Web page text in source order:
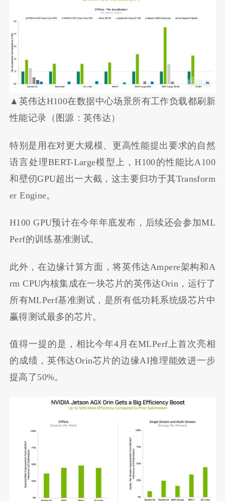
▲英伟达H100在数据中心场景所有工作负载都刷新
性能记录（图源：英伟达）
特别是用在对更大规模、更高性能提出要求的自然
语言处理BERT-Large模型上，H100的性能比A100
和壁仞GPU超出一大截，这主要归功于其Transform
er Engine。
H100 GPU预计在今年年底发布，后续还会参加ML
Perf的训练基准测试。
此外，在边缘计算方面，将英伟达Ampere架构和A
rm CPU内核集成在一块芯片的英伟达Orin，运行了
所有MLPerf基准测试，是所有低功耗系统级芯片中
赢得测试最多的芯片。
值得一提的是，相比今年4月在MLPerf上首次亮相
的成绩，英伟达Orin芯片的边缘AI推理能效进一步
提高了50%。